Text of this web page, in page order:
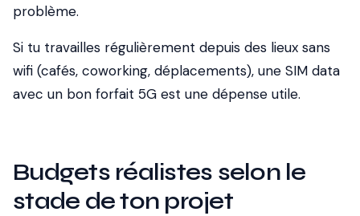
problème.
Si tu travailles régulièrement depuis des lieux sans
wifi (cafés, coworking, déplacements), une SIM data
avec un bon forfait 5G est une dépense utile.
Budgets réalistes selon le
stade de ton projet